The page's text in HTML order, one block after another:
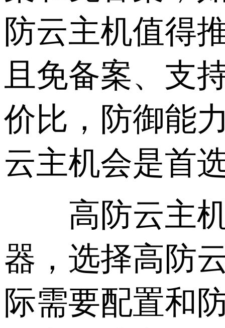
防云主机值得
且免备案、支
价比，防御能
云主机会是首
高防云主机
器，选择高防
际需要配置和